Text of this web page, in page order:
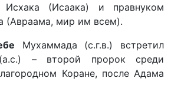
Исхака (Исаака) и правнуком
(Авраама, мир им всем).
Мухаммада (с.г.в.) встретил
– второй пророк среди
Коране, после Адама